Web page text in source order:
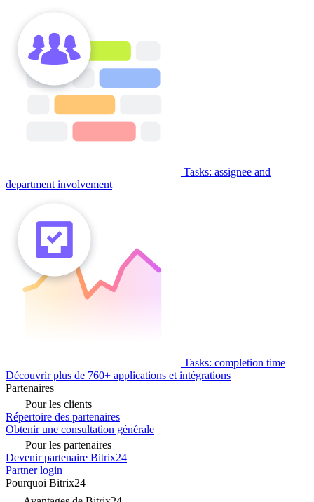
Tasks: assignee and
department involvement
Tasks: completion time
Découvrir plus de 760+ applications et intégrations
Partenaires
Pour les clients
Répertoire des partenaires
Obtenir une consultation générale
Pour les partenaires
Devenir partenaire Bitrix24
Partner login
Pourquoi Bitrix24